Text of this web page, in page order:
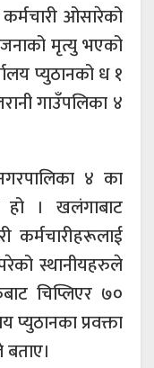
ओसारेको
जनाको मृत्यु भएको
प्युठानको ध १
गाउँपलिका ४
४ का
हो । खलंगाबाट
कर्मचारीहरूलाई
स्थानीयहरुले
चिप्लिएर ७०
प्युठानका प्रवक्ता
बताए।